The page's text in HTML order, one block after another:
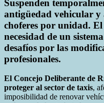
Suspenden
antigüedad vehicular
choferes por unidad.
necesidad de un
desafíos por las
profesionales.
El Concejo Deliberante de
proteger al sector de taxis,
imposibilidad de renovar